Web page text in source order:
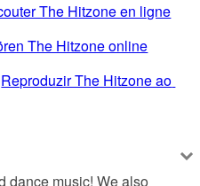
The Hitzone en ligne
The Hitzone online
Reproduzir The Hitzone ao
dance music! We also